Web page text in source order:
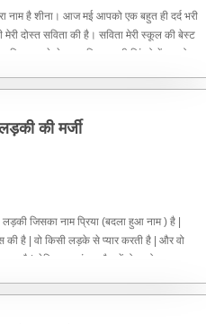
नाम है शीना। आज मई आपको एक बहुत ही दर्द भरी
दोस्त सविता की है। सविता मेरी स्कूल की बेस्ट
किया करते थे। एक दिन उसकी ज़िंदगो में एक दोस्त
की मर्जी
लड़की जिसका नाम प्रिया (बदला हुआ नाम ) है |
की है | वो किसी लड़के से प्यार करती है | और वो
है | लेकिन इस बंद माहौल में वो न तो बाहर जा